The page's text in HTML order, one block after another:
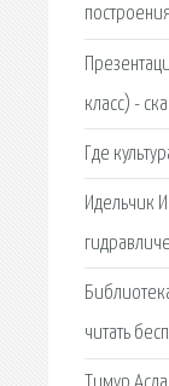
класс) -
Где
Идельчик
читать